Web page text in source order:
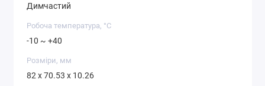
Димчастий
Робоча температура, °C
-10 ~ +40
Розміри, мм
82 x 70.53 x 10.26